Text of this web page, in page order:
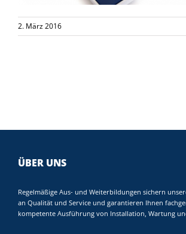
2. März 2016
ÜBER UNS
Regelmäßige Aus- und Weiterbildungen sichern
an Qualität und Service und garantieren Ihnen
kompetente Ausführung von Installation, Wartung